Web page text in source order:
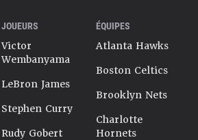
JOUEURS
Victor
Wembanyama
LeBron James
Stephen Curry
Rudy Gobert
ÉQUIPES
Atlanta Hawks
Boston Celtics
Brooklyn Nets
Charlotte
Hornets